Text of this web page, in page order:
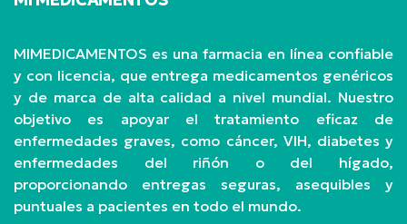
MIMEDICAMENTOS es una farmacia en línea confiable
y con licencia, que entrega medicamentos genéricos
y de marca de alta calidad a nivel mundial. Nuestro
objetivo es apoyar el tratamiento eficaz de
enfermedades graves, como cáncer, VIH, diabetes y
enfermedades del riñón o del hígado,
proporcionando entregas seguras, asequibles y
puntuales a pacientes en todo el mundo.